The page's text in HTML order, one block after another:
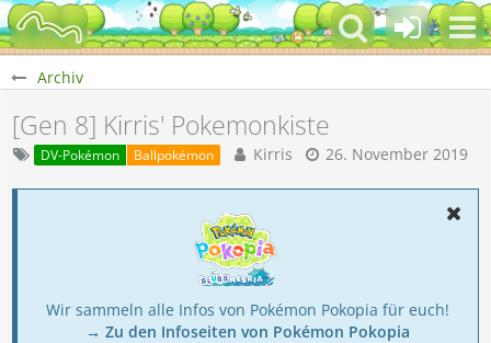
Archiv
[Gen 8] Kirris' Pokemonkiste
DV-Pokémon Ballpokémon Kirris 26. November 2019
Wir sammeln alle Infos von Pokémon Pokopia für euch!
→ Zu den Infoseiten von Pokémon Pokopia